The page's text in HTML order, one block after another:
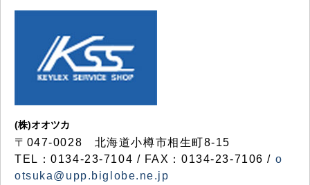
(株)オオツカ
〒047-0028 北海道小樽市相生町8-15
TEL：0134-23-7104 / FAX：0134-23-7106 / o
otsuka@upp.biglobe.ne.jp